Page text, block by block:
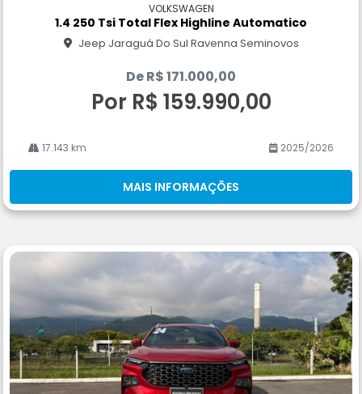
VOLKSWAGEN
1.4 250 Tsi Total Flex Highline Automatico
Jeep Jaraguá Do Sul Ravenna Seminovos
De R$ 171.000,00
Por R$ 159.990,00
17.143 km 2025/2026
MAIS INFORMAÇÕES